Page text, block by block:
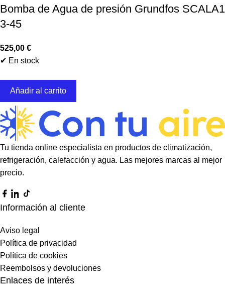
Bomba de Agua de presión Grundfos SCALA1
3-45
525,00 €
✔ En stock
Añadir al carrito
Tu tienda online especialista en productos de climatización,
refrigeración, calefacción y agua. Las mejores marcas al mejor
precio.
Información al cliente
Aviso legal
Política de privacidad
Política de cookies
Reembolsos y devoluciones
Enlaces de interés